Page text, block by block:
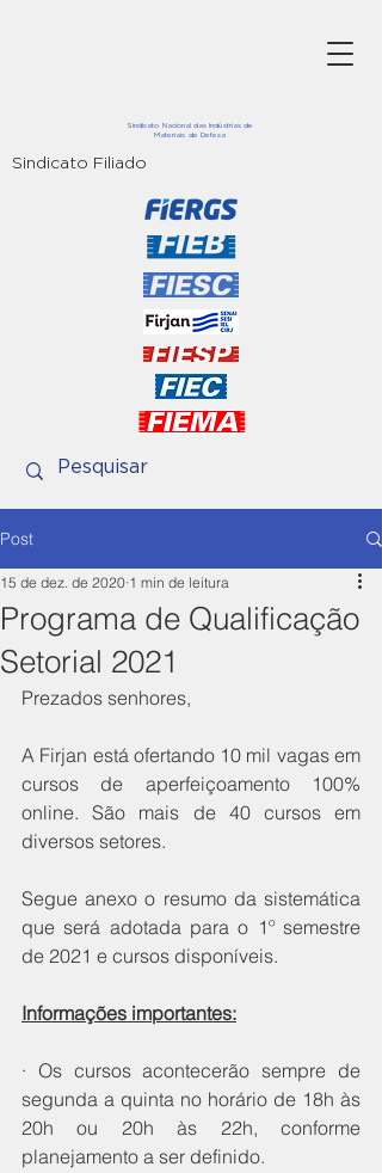
Sindicato Nacional das Indústrias de
Materiais de Defesa
Sindicato Filiado
Post
Programa de Qualificação
Setorial 2021
15 de dez. de 2020 1 min de leitura
Prezados senhores,
A Firjan está ofertando 10 mil vagas em
cursos de aperfeiçoamento 100%
online. São mais de 40 cursos em
diversos setores.
Segue anexo o resumo da sistemática
que será adotada para o 1º semestre
de 2021 e cursos disponíveis.
Informações importantes:
· Os cursos acontecerão sempre de
segunda a quinta no horário de 18h às
20h ou 20h às 22h, conforme
planejamento a ser definido.